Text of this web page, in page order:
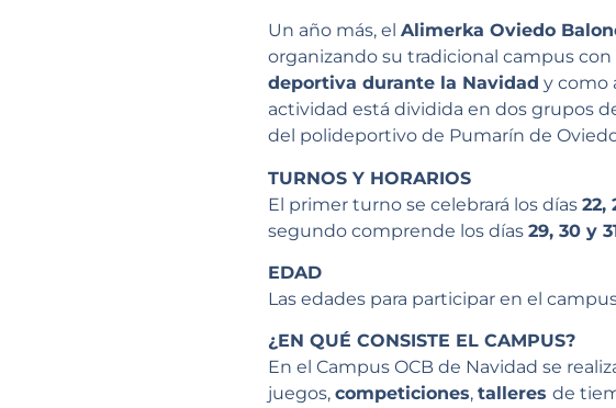
Un año más, el Alimerka Oviedo
organizando su tradicional campus
deportiva durante la Navidad y como
actividad está dividida en dos grupos
del polideportivo de Pumarín de
TURNOS Y HORARIOS
El primer turno se celebrará los días 22,
segundo comprende los días 29, 30 y
EDAD
Las edades para participar en el
¿EN QUÉ CONSISTE EL CAMPUS?
En el Campus OCB de Navidad se
juegos, competiciones, talleres de